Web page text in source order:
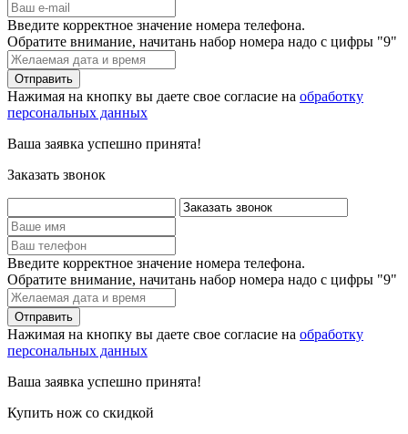
Введите корректное значение номера телефона.
Обратите внимание, начитань набор номера надо с цифры "9"
Нажимая на кнопку вы даете свое согласие на обработку
персональных данных
Ваша заявка успешно принята!
Заказать звонок
Введите корректное значение номера телефона.
Обратите внимание, начитань набор номера надо с цифры "9"
Нажимая на кнопку вы даете свое согласие на обработку
персональных данных
Ваша заявка успешно принята!
Купить нож со скидкой